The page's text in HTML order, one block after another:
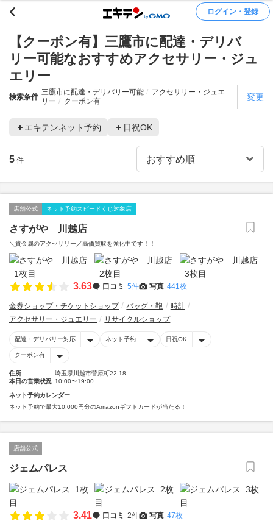
ログイン・登録
【クーポン有】三鷹市に配達・デリバ
リー可能なおすすめアクセサリー・ジュ
エリー
検索条件
三鷹市に配達・デリバリー可能
アクセサリー・ジュエ
リー
クーポン有 変更
エキテンネット予約 日祝OK
5 件
店舗公式 ネット予約スピードくじ対象店
さすがや 川越店
＼貴金属のアクセサリー／高価買取を強化中です！！
3.63 口コミ 5件 写真 441枚
金券ショップ・チケットショップ バッグ・鞄
時計
アクセサリー・ジュエリー
リサイクルショップ
配達・デリバリー対応 ネット予約 日祝OK
クーポン有
住所
埼玉県川越市菅原町22-18
本日の営業状況 10:00〜19:00
ネット予約カレンダー
ネット予約で最大10,000円分のAmazonギフトカードが当たる！
店舗公式
ジェムパレス
3.41 口コミ 2件 写真 47枚